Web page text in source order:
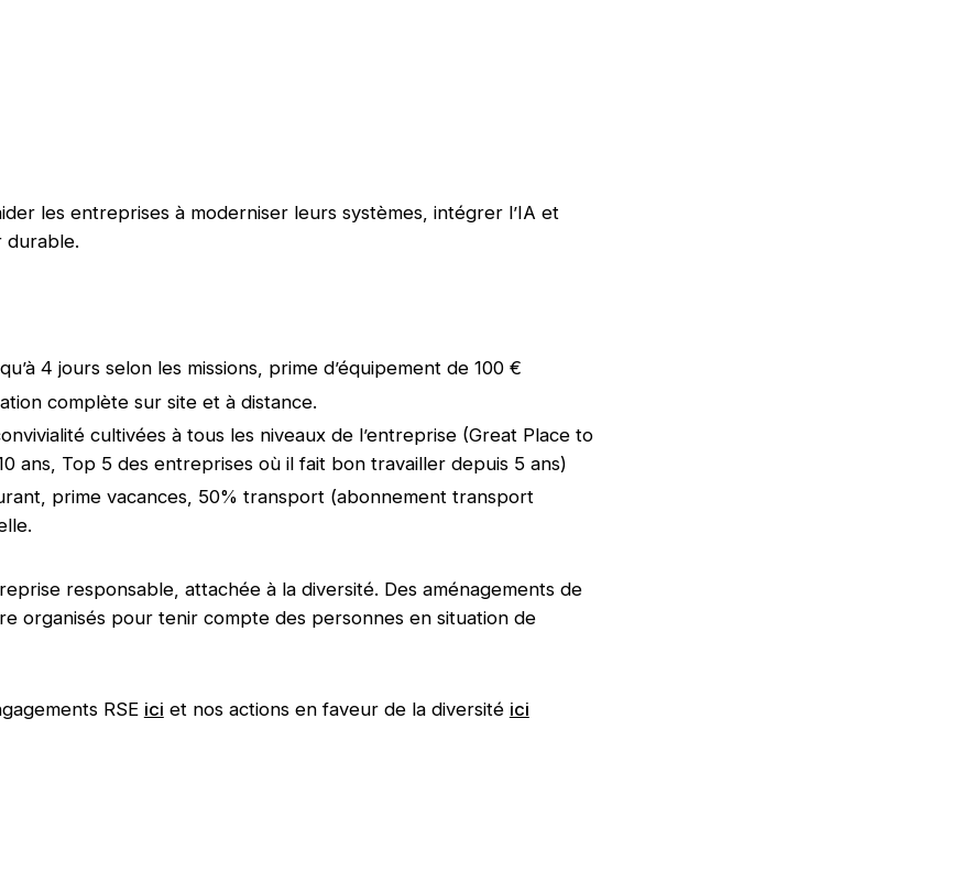
les entreprises à moderniser leurs systèmes, intégrer l’IA et
durable.
4 jours selon les missions, prime d’équipement de 100 €
complète sur site et à distance.
cultivées à tous les niveaux de l’entreprise (Great Place to
ans, Top 5 des entreprises où il fait bon travailler depuis 5 ans)
prime vacances, 50% transport (abonnement transport
responsable, attachée à la diversité. Des aménagements de
organisés pour tenir compte des personnes en situation de
RSE ici et nos actions en faveur de la diversité ici